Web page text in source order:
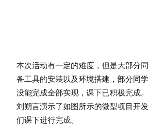
本次活动有一定的难度，但是大部分
备工具的安装以及环境搭建，部分同
没能完成全部实现，课下已积极完成
刘朔言演示了如图所示的微型项目开
们课下进行完成。